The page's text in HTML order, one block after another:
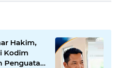
Hakim,
Kodim
Penguatan